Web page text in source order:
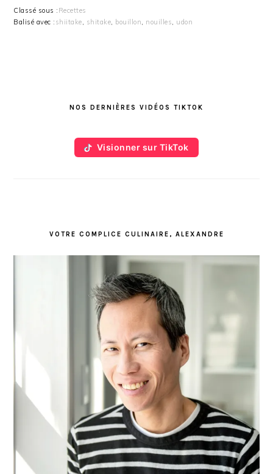
Classé sous : Recettes
Balisé avec : shiitake, shitake, bouillon, nouilles, udon
PRINCIPALENOS DERNIÈRES VIDÉOS TIKTOK
Visionner sur TikTok
VOTRE COMPLICE CULINAIRE, ALEXANDRE